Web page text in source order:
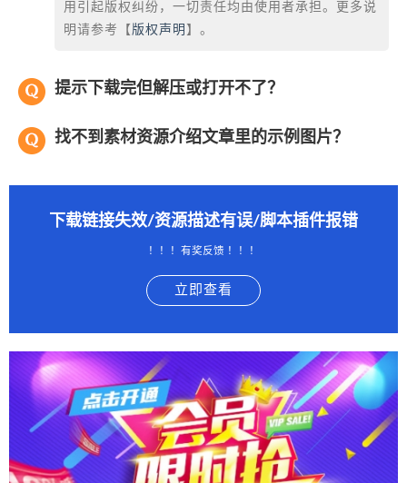
用引起版权纠纷，一切责任均由使用者承担。更多说
明请参考【 版权声明 】。
提示下载完但解压或打开不了？
找不到素材资源介绍文章里的示例图片？
下载链接失效/资源描述有误/脚本插件报错
！！！有奖反馈 ！！！
立即查看